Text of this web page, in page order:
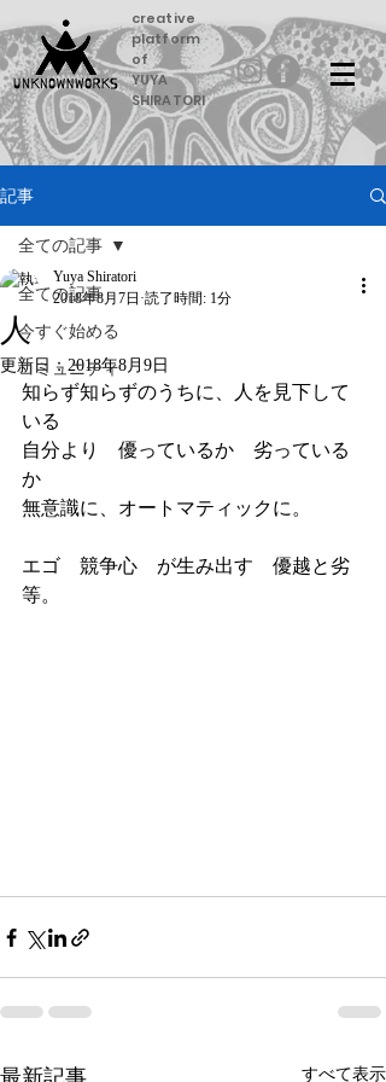
creative
platform
of
YUYA
SHIRATORI
記事
全ての記事
今すぐ始める
コミュニティ
全ての記事
人
Yuya Shiratori
2018年8月7日 読了時間: 1分
更新日： 2018年8月9日
知らず知らずのうちに、人を見下して
いる
自分より　優っているか　劣っている
か
無意識に、オートマティックに。
エゴ　競争心　が生み出す　優越と劣
等。
最新記事 すべて表示